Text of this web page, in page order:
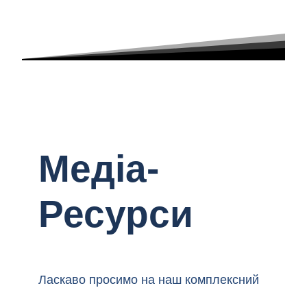
Медіа-
Ресурси
Ласкаво просимо на наш комплексний